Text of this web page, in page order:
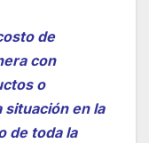
de
con
o
en la
de toda la